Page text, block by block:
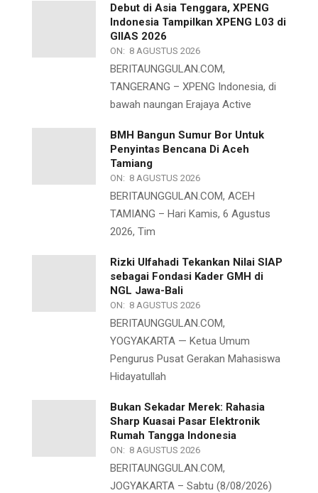
Debut di Asia Tenggara, XPENG
Indonesia Tampilkan XPENG L03 di
GIIAS 2026
ON: 8 AGUSTUS 2026
BERITAUNGGULAN.COM,
TANGERANG – XPENG Indonesia, di
bawah naungan Erajaya Active
BMH Bangun Sumur Bor Untuk
Penyintas Bencana Di Aceh
Tamiang
ON: 8 AGUSTUS 2026
BERITAUNGGULAN.COM, ACEH
TAMIANG – Hari Kamis, 6 Agustus
2026, Tim
Rizki Ulfahadi Tekankan Nilai SIAP
sebagai Fondasi Kader GMH di
NGL Jawa-Bali
ON: 8 AGUSTUS 2026
BERITAUNGGULAN.COM,
YOGYAKARTA — Ketua Umum
Pengurus Pusat Gerakan Mahasiswa
Hidayatullah
Bukan Sekadar Merek: Rahasia
Sharp Kuasai Pasar Elektronik
Rumah Tangga Indonesia
ON: 8 AGUSTUS 2026
BERITAUNGGULAN.COM,
JOGYAKARTA – Sabtu (8/08/2026)